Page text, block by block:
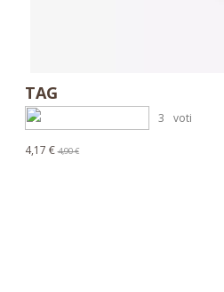
TAG
3 voti
4,17 €4,90 €